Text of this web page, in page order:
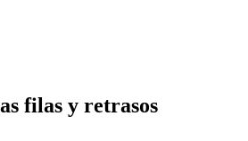
filas y retrasos